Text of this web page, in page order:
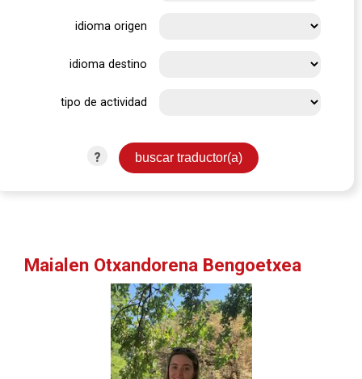
idioma origen
idioma destino
tipo de actividad
?
Maialen Otxandorena Bengoetxea